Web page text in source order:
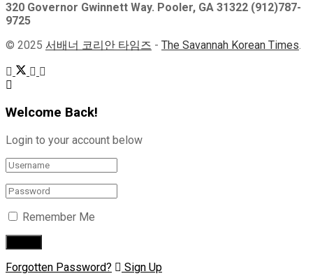
320 Governor Gwinnett Way. Pooler, GA 31322 (912)787-
9725
© 2025 서배너 코리안 타임즈 - The Savannah Korean Times.
Welcome Back!
Login to your account below
Remember Me
Forgotten Password? Sign Up